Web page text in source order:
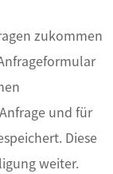
zukommen
und für
Diese
weiter.